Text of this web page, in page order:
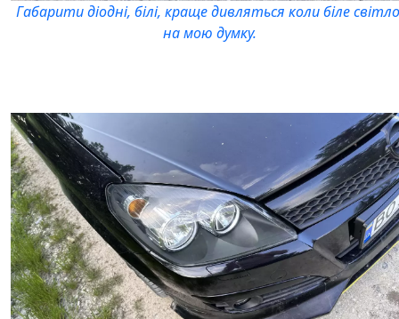
Габарити діодні, білі, краще дивляться коли біле
на мою думку.